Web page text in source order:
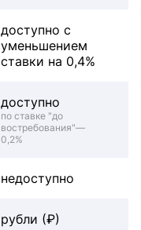
доступно с
уменьшением
cтавки на 0,4%
доступно
по ставке "до
востребования"—
0,2%
недоступно
рубли (₽)